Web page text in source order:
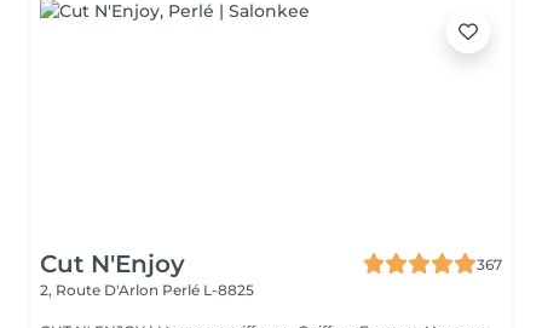
Cut N'Enjoy
367
2, Route D'Arlon Perlé L-8825